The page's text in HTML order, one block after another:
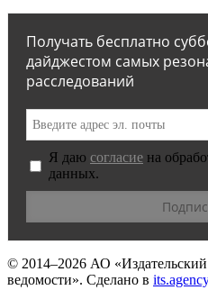
Получать бесплатно
дайджестом самых
расследований
Я даю согласие на
данных.
© 2014–2026 АО
ведомости». Сделано в